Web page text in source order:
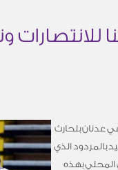
للانتصارات
عدنان بلحارث
بالمردود الذي
المحلي بهذه